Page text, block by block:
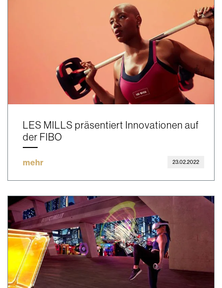
LES MILLS präsentiert Innovationen auf
der FIBO
mehr 23.02.2022